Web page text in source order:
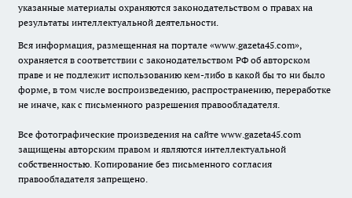
указанные материалы охраняются законодательством о правах на
результаты интеллектуальной деятельности.
Вся информация, размещенная на портале «www.gazeta45.com»,
охраняется в соответствии с законодательством РФ об авторском
праве и не подлежит использованию кем-либо в какой бы то ни было
форме, в том числе воспроизведению, распространению, переработке
не иначе, как с письменного разрешения правообладателя.
Все фотографические произведения на сайте www.gazeta45.com
защищены авторским правом и являются интеллектуальной
собственностью. Копирование без письменного согласия
правообладателя запрещено.